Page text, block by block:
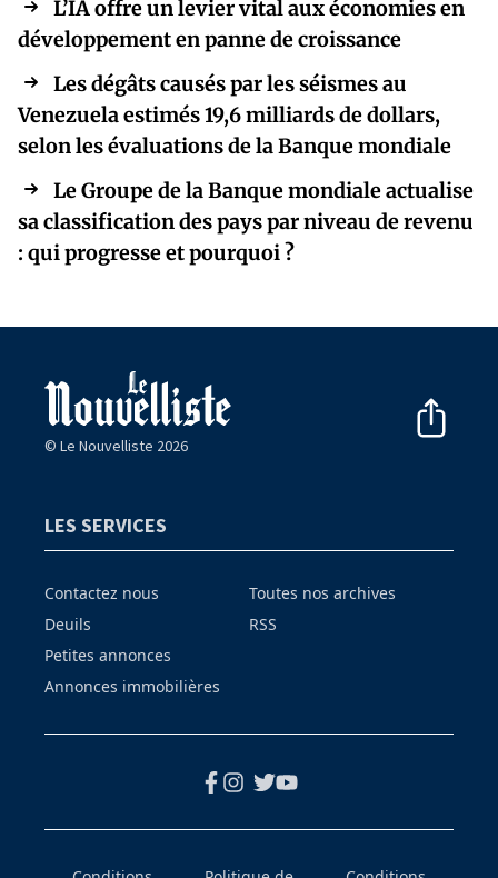
L’IA offre un levier vital aux économies en
développement en panne de croissance
Les dégâts causés par les séismes au
Venezuela estimés 19,6 milliards de dollars,
selon les évaluations de la Banque mondiale
Le Groupe de la Banque mondiale actualise
sa classification des pays par niveau de revenu
: qui progresse et pourquoi ?
© Le Nouvelliste 2026
LES SERVICES
Contactez nous
Deuils
Petites annonces
Annonces immobilières
Toutes nos archives
RSS